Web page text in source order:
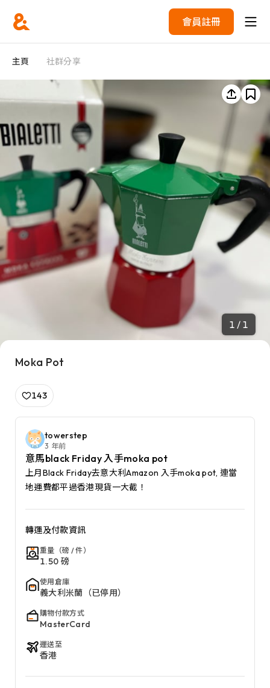
會員註冊
主頁 社群分享
1 / 1
Moka Pot
143
towerstep
3 年前
意馬black Friday 入手moka pot
上月Black Friday去意大利Amazon 入手moka pot, 連當
地運費都平過香港現貨一大截！
轉運及付款資訊
重量（磅 / 件）
1.50 磅
使用倉庫
義大利米蘭（已停用）
購物付款方式
MasterCard
運送至
香港